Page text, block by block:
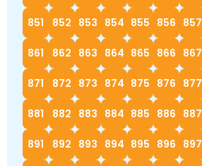
851 852 853 854 855 856 857
861 862 863 864 865 866 867
871 872 873 874 875 876 877
881 882 883 884 885 886 887
891 892 893 894 895 896 897